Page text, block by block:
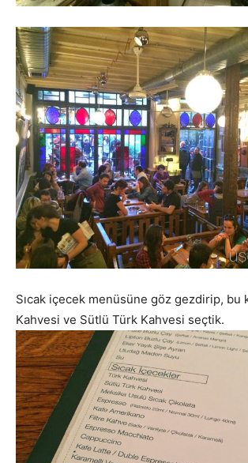
Sıcak içecek menüsüne göz gezdirip, bu
Kahvesi ve Sütlü Türk Kahvesi seçtik.